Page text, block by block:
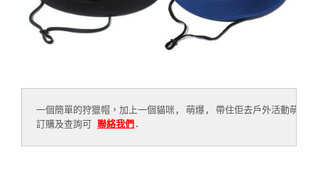
一個簡單的狩獵帽，加上一個貓咪, 萌爆, 帶住佢去戶外活動萌度
訂購及查詢可 聯絡我們 .